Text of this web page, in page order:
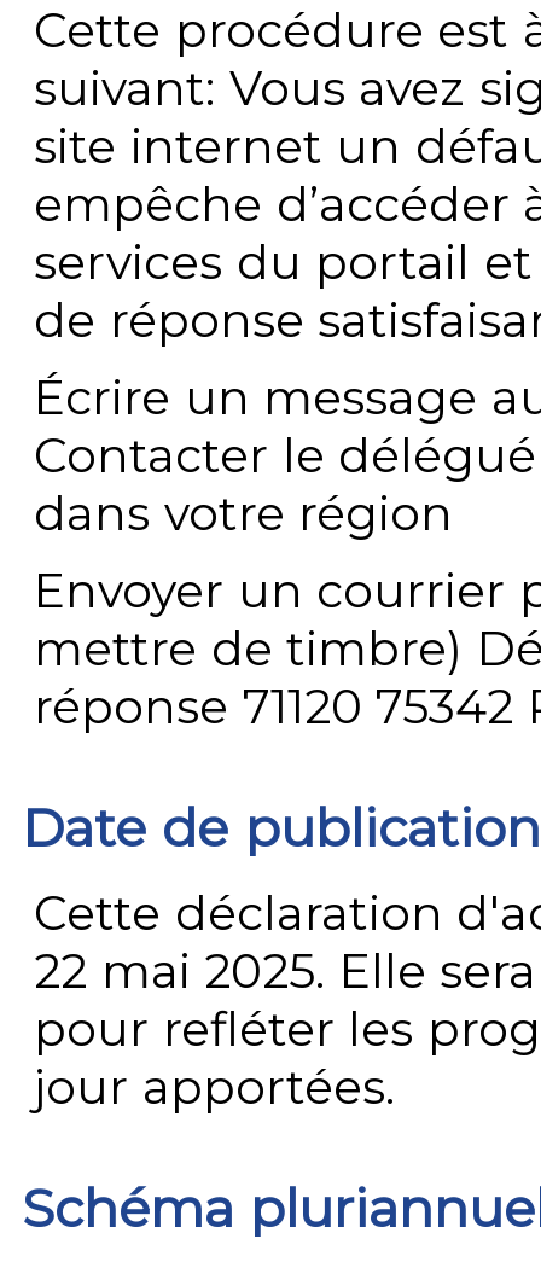
Cette procédure est
suivant: Vous avez
site internet un
empêche
services du portail
de réponse
Écrire un message
Contacter le
dans votre région
Envoyer un courrier
mettre de timbre)
réponse 71120 75342
Date de publication
Cette déclaration
22 mai 2025. Elle
pour refléter les
jour apportées.
Schéma